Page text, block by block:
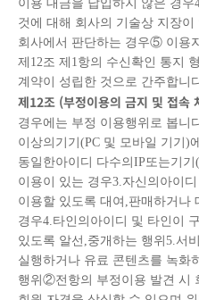
이용 대금을 납입하지 않은 경
것에 대해 회사의 기술상 지장
회사에서 판단하는 경우⑤ 이용
제12조 제1항의 수신확인 통지
계약이 성립한 것으로 간주합니
제12조 (부정이용의 금지 및 접속
경우에는 부정 이용행위로 봅니
이상의기기(PC 및 모바일 기기)
동일한아이디 다수의IP또는기
이용이 있는 경우3.자신의아이
이용할 있도록 대여,판매하거나
경우4.타인의아이디 및 타인이
있도록 알선,중개하는 행위5.서
실행하거나 유료 콘텐츠를 녹화
행위②전항의 부정이용 발견 시